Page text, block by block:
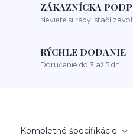
ZÁKAZNÍCKA
Neviete si rady, stačí
RÝCHLE DODANIE
Doručenie do 3 až 5 dní
Kompletné špecifikácie